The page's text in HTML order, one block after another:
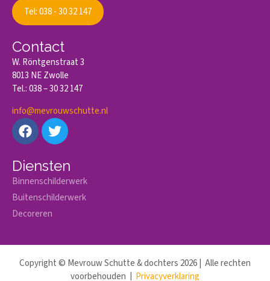
Tel: 038 - 30 32 147
Contact
W. Röntgenstraat 3
8013 NE Zwolle
Tel.: 038 – 30 32 147
info@mevrouwschutte.nl
Diensten
Binnenschilderwerk
Buitenschilderwerk
Decoreren
Copyright © Mevrouw Schutte & dochters 2026 | Alle rechten
voorbehouden | Privacyverklaring